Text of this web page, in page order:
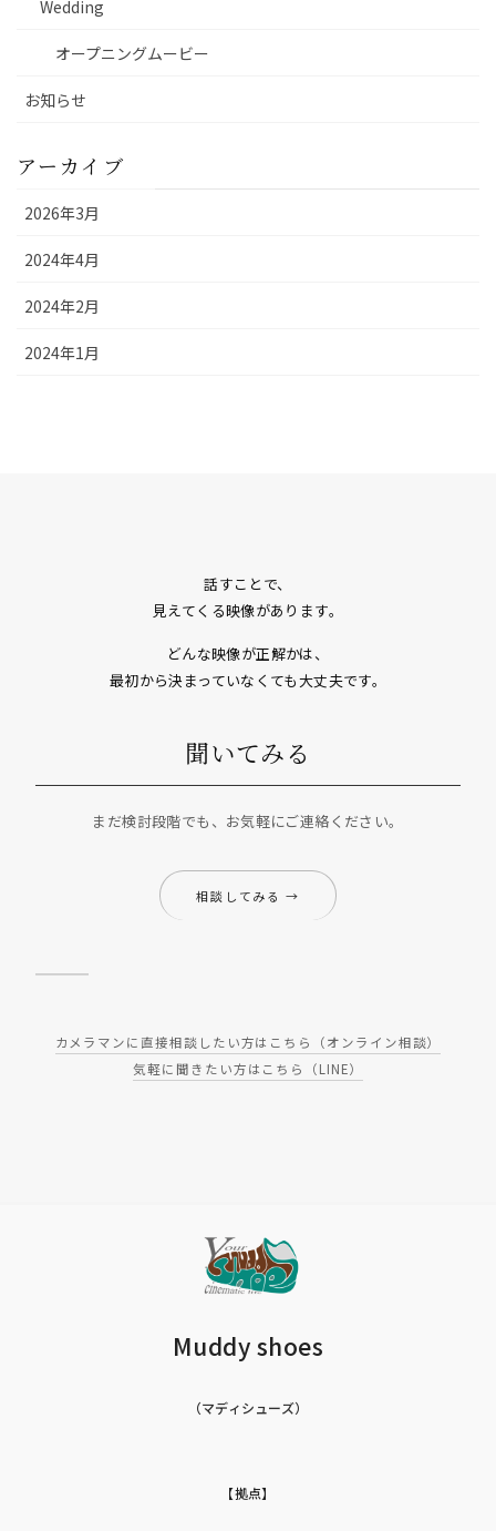
Wedding
オープニングムービー
お知らせ
アーカイブ
2026年3月
2024年4月
2024年2月
2024年1月
話すことで、
見えてくる映像があります。
どんな映像が正解かは、
最初から決まっていなくても大丈夫です。
聞いてみる
まだ検討段階でも、お気軽にご連絡ください。
相談してみる →
カメラマンに直接相談したい方はこちら（オンライン相談）
気軽に聞きたい方はこちら（LINE）
Muddy shoes
（マディシューズ）
【拠点】